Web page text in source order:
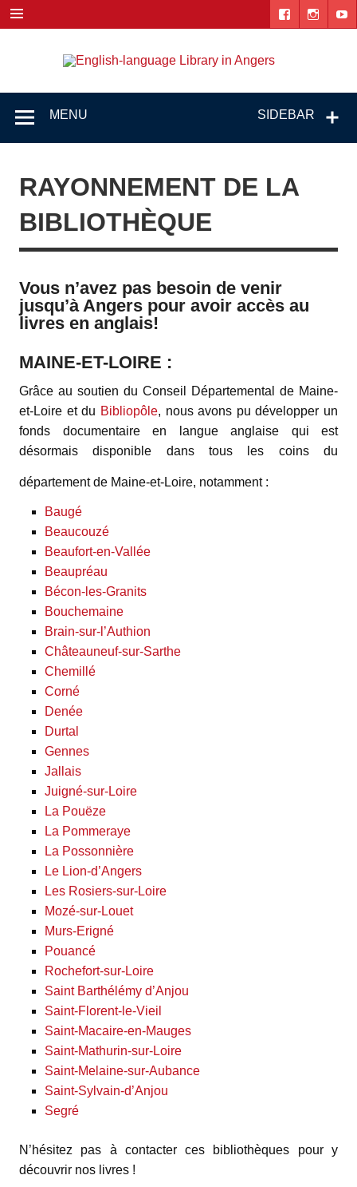
content
SIDEBAR
MENU
RAYONNEMENT DE LA
BIBLIOTHÈQUE
Vous n’avez pas besoin de venir
jusqu’à Angers pour avoir accès au
livres en anglais!
MAINE-ET-LOIRE :
Grâce au soutien du Conseil Départemental de Maine-
et-Loire et du Bibliopôle, nous avons pu développer un
fonds documentaire en langue anglaise qui est
désormais disponible dans tous les coins du
département de Maine-et-Loire, notamment :
Baugé
Beaucouzé
Beaufort-en-Vallée
Beaupréau
Bécon-les-Granits
Bouchemaine
Brain-sur-l’Authion
Châteauneuf-sur-Sarthe
Chemillé
Corné
Denée
Durtal
Gennes
Jallais
Juigné-sur-Loire
La Pouëze
La Pommeraye
La Possonnière
Le Lion-d’Angers
Les Rosiers-sur-Loire
Mozé-sur-Louet
Murs-Erigné
Pouancé
Rochefort-sur-Loire
Saint Barthélémy d’Anjou
Saint-Florent-le-Vieil
Saint-Macaire-en-Mauges
Saint-Mathurin-sur-Loire
Saint-Melaine-sur-Aubance
Saint-Sylvain-d’Anjou
Segré
N’hésitez pas à contacter ces bibliothèques pour y
découvrir nos livres !